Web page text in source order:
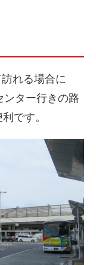
れる場合に
ンター行きの路
です。